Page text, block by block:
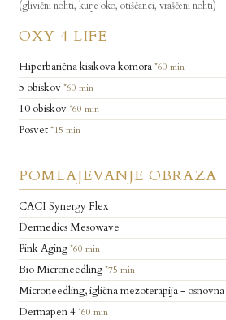
(glivični nohti, kurje oko, otiščanci, vraščeni nohti)
OXY 4 LIFE
Hiperbarična kisikova komora *60 min
5 obiskov *60 min
10 obiskov *60 min
Posvet *15 min
POMLAJEVANJE OBRAZA
CACI Synergy Flex
Dermedics Mesowave
Pink Aging *60 min
Bio Microneedling *75 min
Microneedling, iglična mezoterapija - osnovna
Dermapen 4 *60 min